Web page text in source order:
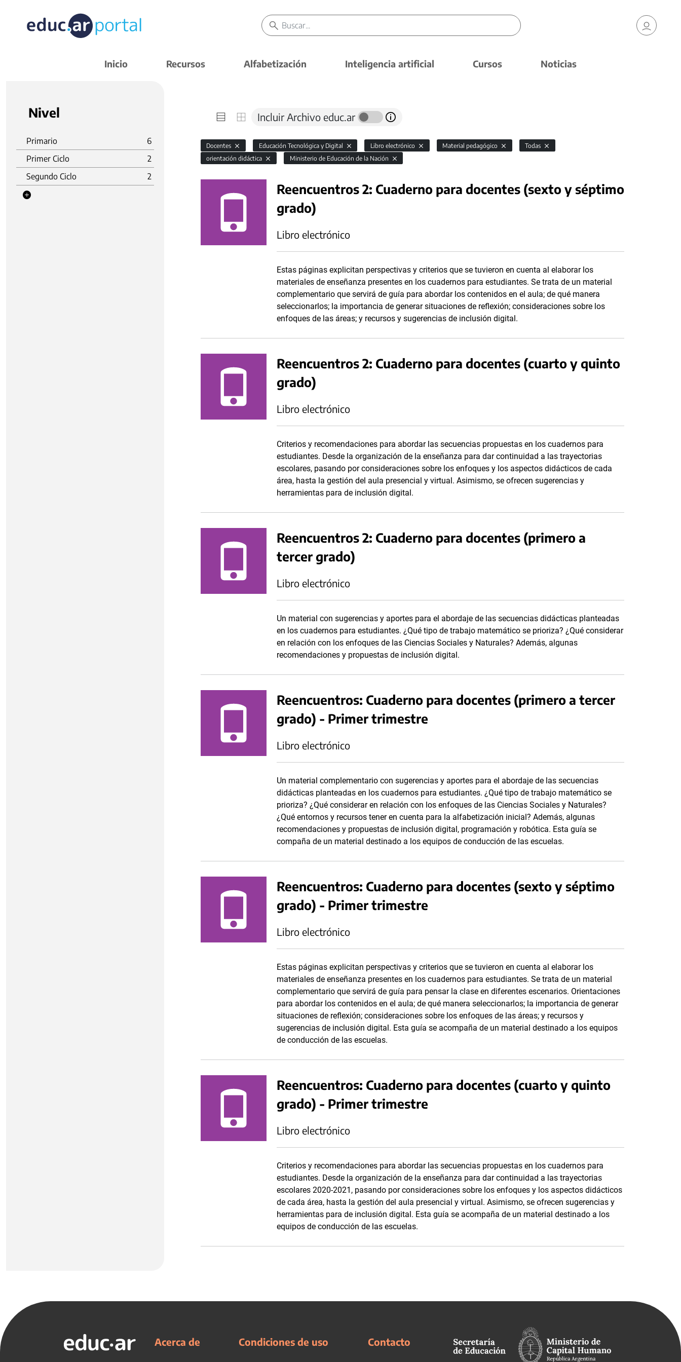
Inicio Recursos Alfabetización Inteligencia artificial Cursos Noticias
Nivel
Primario
6
Primer Ciclo
2
Segundo Ciclo
2
Incluir Archivo educ.ar
Docentes Educación Tecnológica y Digital Libro electrónico Material pedagógico
Todas
orientación didáctica
Ministerio de Educación de la Nación
Reencuentros 2: Cuaderno para docentes (sexto y séptimo
grado)
Libro electrónico
Estas páginas explicitan perspectivas y criterios que se tuvieron en cuenta al elaborar los
materiales de enseñanza presentes en los cuadernos para estudiantes. Se trata de un material
complementario que servirá de guía para abordar los contenidos en el aula; de qué manera
seleccionarlos; la importancia de generar situaciones de reflexión; consideraciones sobre los
enfoques de las áreas; y recursos y sugerencias de inclusión digital.
Reencuentros 2: Cuaderno para docentes (cuarto y quinto
grado)
Libro electrónico
Criterios y recomendaciones para abordar las secuencias propuestas en los cuadernos para
estudiantes. Desde la organización de la enseñanza para dar continuidad a las trayectorias
escolares, pasando por consideraciones sobre los enfoques y los aspectos didácticos de cada
área, hasta la gestión del aula presencial y virtual. Asimismo, se ofrecen sugerencias y
herramientas para de inclusión digital.
Reencuentros 2: Cuaderno para docentes (primero a
tercer grado)
Libro electrónico
Un material con sugerencias y aportes para el abordaje de las secuencias didácticas planteadas
en los cuadernos para estudiantes. ¿Qué tipo de trabajo matemático se prioriza? ¿Qué considerar
en relación con los enfoques de las Ciencias Sociales y Naturales? Además, algunas
recomendaciones y propuestas de inclusión digital.
Reencuentros: Cuaderno para docentes (primero a tercer
grado) - Primer trimestre
Libro electrónico
Un material complementario con sugerencias y aportes para el abordaje de las secuencias
didácticas planteadas en los cuadernos para estudiantes. ¿Qué tipo de trabajo matemático se
prioriza? ¿Qué considerar en relación con los enfoques de las Ciencias Sociales y Naturales?
¿Qué entornos y recursos tener en cuenta para la alfabetización inicial? Además, algunas
recomendaciones y propuestas de inclusión digital, programación y robótica. Esta guía se
compaña de un material destinado a los equipos de conducción de las escuelas.
Reencuentros: Cuaderno para docentes (sexto y séptimo
grado) - Primer trimestre
Libro electrónico
Estas páginas explicitan perspectivas y criterios que se tuvieron en cuenta al elaborar los
materiales de enseñanza presentes en los cuadernos para estudiantes. Se trata de un material
complementario que servirá de guía para pensar la clase en diferentes escenarios. Orientaciones
para abordar los contenidos en el aula; de qué manera seleccionarlos; la importancia de generar
situaciones de reflexión; consideraciones sobre los enfoques de las áreas; y recursos y
sugerencias de inclusión digital. Esta guía se acompaña de un material destinado a los equipos
de conducción de las escuelas.
Reencuentros: Cuaderno para docentes (cuarto y quinto
grado) - Primer trimestre
Libro electrónico
Criterios y recomendaciones para abordar las secuencias propuestas en los cuadernos para
estudiantes. Desde la organización de la enseñanza para dar continuidad a las trayectorias
escolares 2020-2021, pasando por consideraciones sobre los enfoques y los aspectos didácticos
de cada área, hasta la gestión del aula presencial y virtual. Asimismo, se ofrecen sugerencias y
herramientas para de inclusión digital. Esta guía se acompaña de un material destinado a los
equipos de conducción de las escuelas.
Acerca de Condiciones de uso Contacto